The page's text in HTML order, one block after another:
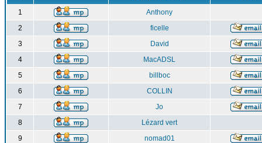
1
Anthony
2
ficelle
3
David
4
MacADSL
5
billboc
6
COLLIN
7
Jo
8
Lézard vert
9
nomad01